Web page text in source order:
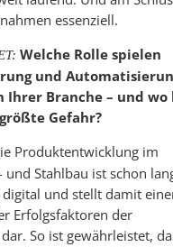
essenziell.
Welche Rolle spielen
und
Ihrer Branche – und wo
Gefahr?
Produktentwicklung im
und Stahlbau ist schon
und stellt damit
Erfolgsfaktoren der
So ist gewährleistet,